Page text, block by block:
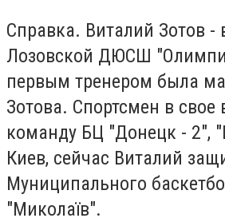
Справка. Виталий Зотов -
Лозовской ДЮСШ
первым тренером была
Зотова. Спортсмен в свое
команду БЦ "Донецк - 2",
Киев, сейчас Виталий
Муниципального
"Миколаїв".